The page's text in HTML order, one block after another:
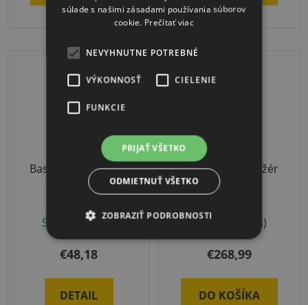
Baseball SET Junior
Skladom(1 ks)
€48,18
DETAIL
Spectrum trenažér
presnosti
Skladom (1 ks)
€268,99
DO KOŠÍKA
súlade s našimi zásadami používania súborov
cookie. Prečítať viac
NEVYHNUTNE POTREBNÉ
VÝKONNOSŤ CIELENIE
FUNKCIE
PRIJAŤ VŠETKO
ODMIETNUŤ VŠETKO
ZOBRAZIŤ PODROBNOSTI